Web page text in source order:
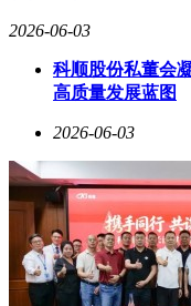
2026-06-03
科顺股份私董会
高质量发展蓝图
2026-06-03